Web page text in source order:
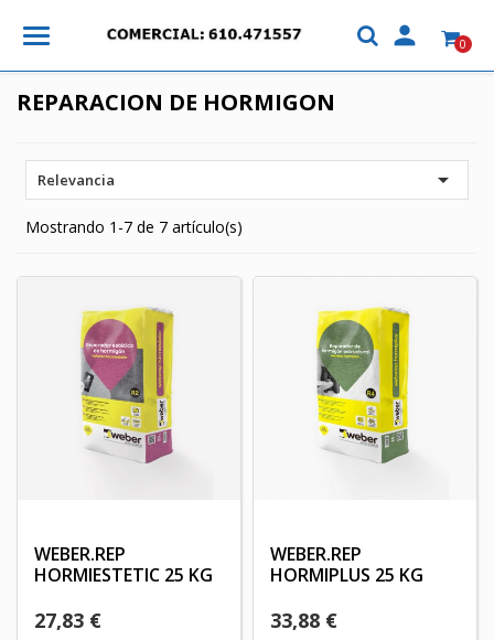
 0
REPARACION DE HORMIGON
Relevancia 
Mostrando 1-7 de 7 artículo(s)
WEBER.REP
HORMIESTETIC 25 KG
27,83 €
WEBER.REP
HORMIPLUS 25 KG
33,88 €